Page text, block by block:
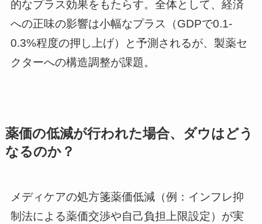
的なプラス効果をもたらす。全体として、経済
への正味の影響は小幅なプラス（GDPで0.1-
0.3%程度の押し上げ）と予測されるが、製薬セ
クターへの構造調整が課題。
薬価の低減が行われた場合、ダウはどう
なるのか？
メディケアの処方箋薬価低減（例：インフレ抑
制法による薬価交渉や自己負担上限設定）が実